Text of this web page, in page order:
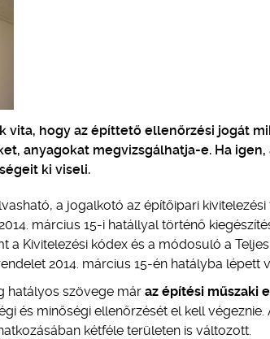
vita, hogy az építtető ellenőrzési jogát
anyagokat megvizsgálhatja-e. Ha
ki viseli.
a jogalkotó az építőipari
március 15-i hatállyal történő
a Kivitelezési kódex és a módosuló a
2014. március 15-én hatályba lépett
hatályos szövege már az építési műszaki
és minőségi ellenőrzését el kell
kétféle területen is változott.